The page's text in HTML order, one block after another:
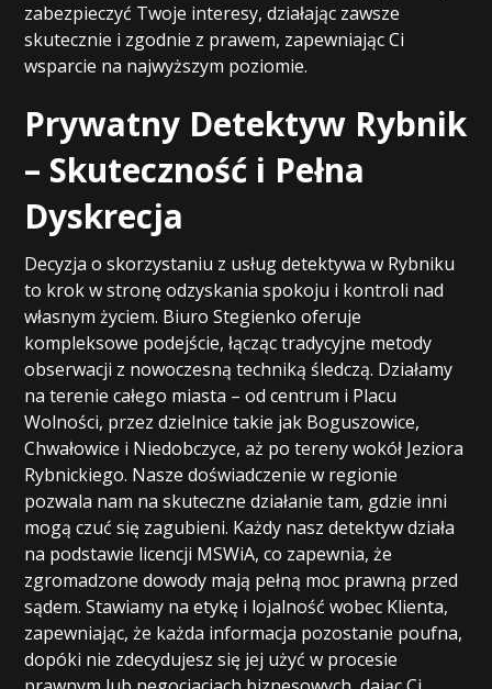
zabezpieczyć Twoje interesy, działając zawsze
skutecznie i zgodnie z prawem, zapewniając Ci
wsparcie na najwyższym poziomie.
Prywatny Detektyw Rybnik
– Skuteczność i Pełna
Dyskrecja
Decyzja o skorzystaniu z usług detektywa w Rybniku
to krok w stronę odzyskania spokoju i kontroli nad
własnym życiem. Biuro Stegienko oferuje
kompleksowe podejście, łącząc tradycyjne metody
obserwacji z nowoczesną techniką śledczą. Działamy
na terenie całego miasta – od centrum i Placu
Wolności, przez dzielnice takie jak Boguszowice,
Chwałowice i Niedobczyce, aż po tereny wokół Jeziora
Rybnickiego. Nasze doświadczenie w regionie
pozwala nam na skuteczne działanie tam, gdzie inni
mogą czuć się zagubieni. Każdy nasz detektyw działa
na podstawie licencji MSWiA, co zapewnia, że
zgromadzone dowody mają pełną moc prawną przed
sądem. Stawiamy na etykę i lojalność wobec Klienta,
zapewniając, że każda informacja pozostanie poufna,
dopóki nie zdecydujesz się jej użyć w procesie